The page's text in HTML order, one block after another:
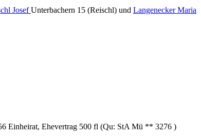
JosefUnterbachern 15 (Reischl) und Langenecker Maria
Einheirat, Ehevertrag 500 fl (Qu: StA Mü ** 3276 )